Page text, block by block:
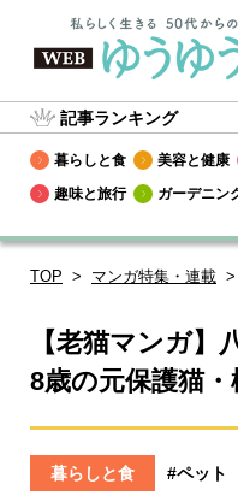
記事ランキング
暮らしと食 美容と健康
趣味と旅行
ガーデニン
TOP マンガ特集・連載
【老猫マンガ
8歳の元保護猫・
暮らしと食 #ペット